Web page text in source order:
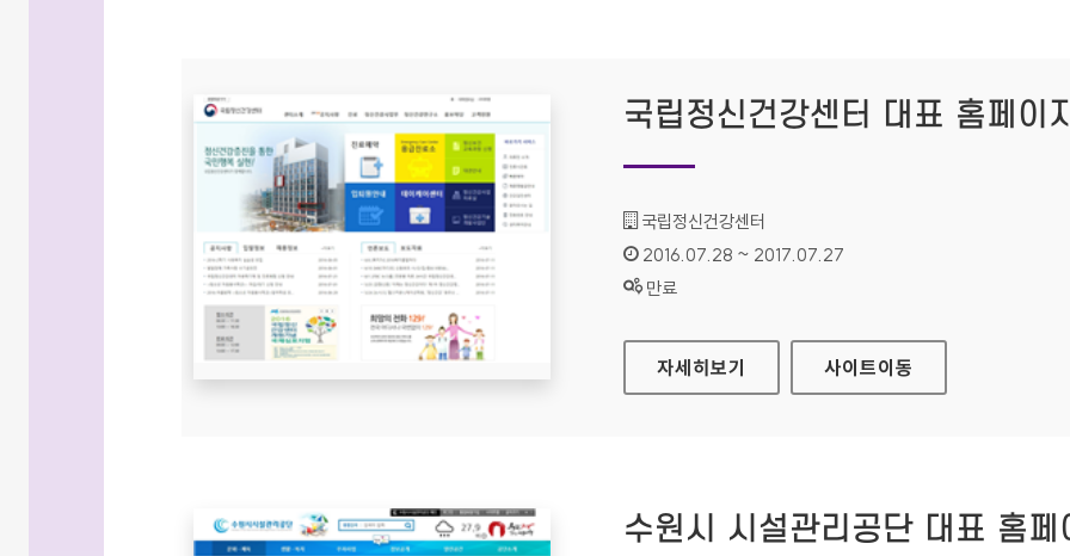
국립정신건강센터 대표 홈페이
기관명 :
국립정신건강센터
인증기간 :
2016.07.28 ~ 2017.07.27
상태 :
만료
국립정신건강센터 대표 홈페이지
자세히보기 사이트이동
수원시 시설관리공단 대표 홈페